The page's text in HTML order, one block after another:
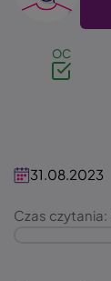
OC
31.08.2023
Czas czytania: